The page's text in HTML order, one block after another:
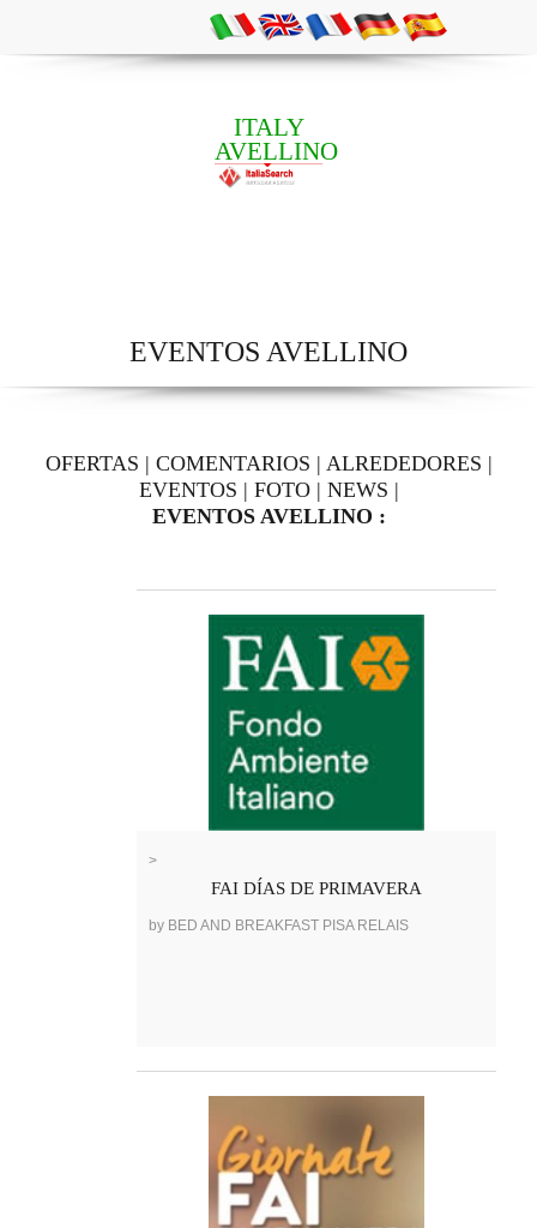
ITALY
AVELLINO
EVENTOS AVELLINO
OFERTAS | COMENTARIOS | ALREDEDORES |
EVENTOS | FOTO| NEWS |
EVENTOS AVELLINO :
>
FAI DÍAS DE PRIMAVERA
by BED AND BREAKFAST PISA RELAIS